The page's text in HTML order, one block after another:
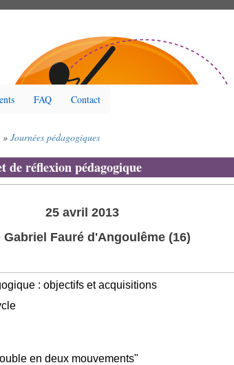
FAQ Contact
Journées pédagogiques
de réflexion pédagogique
25 avril 2013
Gabriel Fauré d'Angoulême (16)
: objectifs et acquisitions
en deux mouvements"